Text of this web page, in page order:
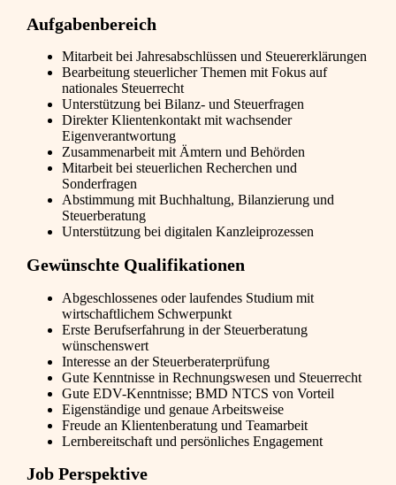
Aufgabenbereich
Mitarbeit bei Jahresabschlüssen und Steuererklärungen
Bearbeitung steuerlicher Themen mit Fokus auf
nationales Steuerrecht
Unterstützung bei Bilanz- und Steuerfragen
Direkter Klientenkontakt mit wachsender
Eigenverantwortung
Zusammenarbeit mit Ämtern und Behörden
Mitarbeit bei steuerlichen Recherchen und
Sonderfragen
Abstimmung mit Buchhaltung, Bilanzierung und
Steuerberatung
Unterstützung bei digitalen Kanzleiprozessen
Gewünschte Qualifikationen
Abgeschlossenes oder laufendes Studium mit
wirtschaftlichem Schwerpunkt
Erste Berufserfahrung in der Steuerberatung
wünschenswert
Interesse an der Steuerberaterprüfung
Gute Kenntnisse in Rechnungswesen und Steuerrecht
Gute EDV-Kenntnisse; BMD NTCS von Vorteil
Eigenständige und genaue Arbeitsweise
Freude an Klientenberatung und Teamarbeit
Lernbereitschaft und persönliches Engagement
Job Perspektive